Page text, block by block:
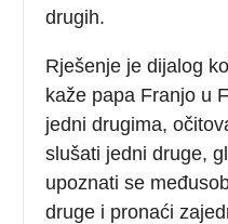
drugih.
Rješenje je dijalog
kaže papa Franjo u
jedni drugima,
slušati jedni druge,
upoznati se
druge i pronaći